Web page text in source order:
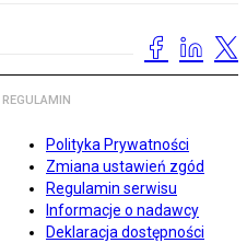
REGULAMIN
Polityka Prywatności
Zmiana ustawień zgód
Regulamin serwisu
Informacje o nadawcy
Deklaracja dostępności